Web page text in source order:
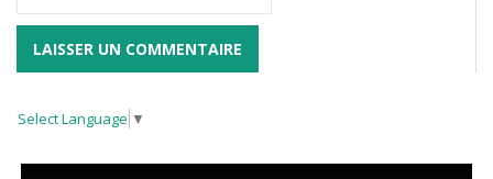
Select Language ▼